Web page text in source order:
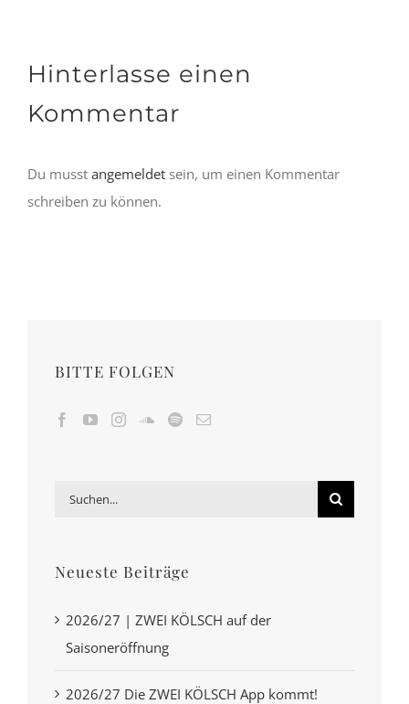
Hinterlasse einen
Kommentar
Du musst angemeldet sein, um einen Kommentar
schreiben zu können.
BITTE FOLGEN
Suche
Neueste Beiträge
2026/27 | ZWEI KÖLSCH auf der
Saisoneröffnung
2026/27 Die ZWEI KÖLSCH App kommt!